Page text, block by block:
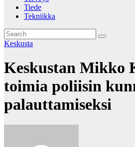
Tiede
Tekniikka
Keskusta
Keskustan Mikko
toimia poliisin
palauttamiseksi